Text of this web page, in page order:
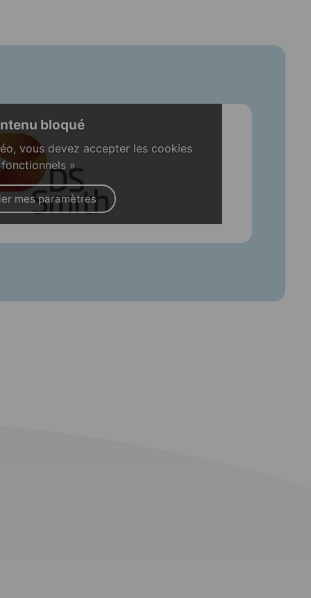
bloqué
vous devez accepter les cookies
»
mes paramètres